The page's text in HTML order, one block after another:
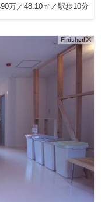
万／48.10㎡／駅歩10分
Finished